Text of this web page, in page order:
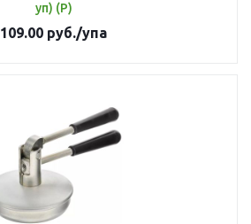
уп) (Р)
109.00 руб./упа